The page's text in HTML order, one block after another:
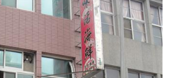
Tiếng Việt
Bahasa indonesia